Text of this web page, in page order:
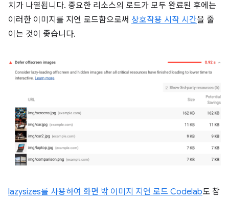
치가 나열됩니다. 중요한 리소스의 로드가 모두 완료된 후에는
이러한 이미지를 지연 로드함으로써 상호작용 시작 시간을 줄
이는 것이 좋습니다.
lazysizes를 사용하여 화면 밖 이미지 지연 로드 Codelab도 참